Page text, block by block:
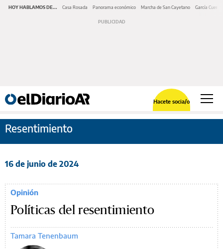
HOY HABLAMOS DE... Casa Rosada Panorama económico Marcha de San Cayetano García Cuerva
Hacete socia/o
Resentimiento
16 de junio de 2024
Opinión
Políticas del resentimiento
Tamara Tenenbaum